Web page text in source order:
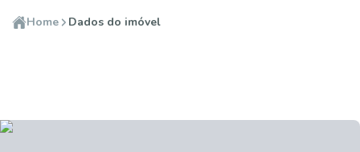
Home Dados do imóvel